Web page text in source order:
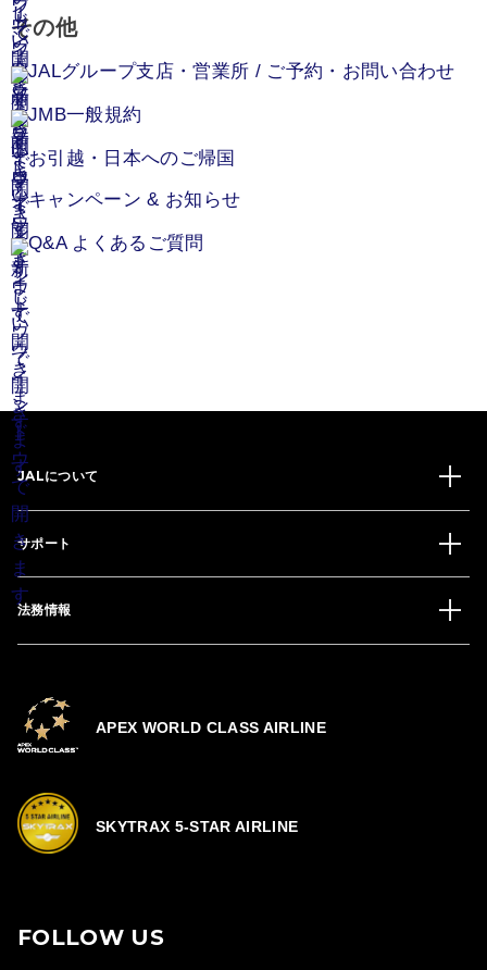
その他
JALグループ支店・営業所 / ご予約・お問い合わせ
JMB一般規約
お引越・日本へのご帰国
キャンペーン & お知らせ
Q&A よくあるご質問
JALについて
サポート
法務情報
APEX WORLD CLASS AIRLINE
SKYTRAX 5-STAR AIRLINE
FOLLOW US